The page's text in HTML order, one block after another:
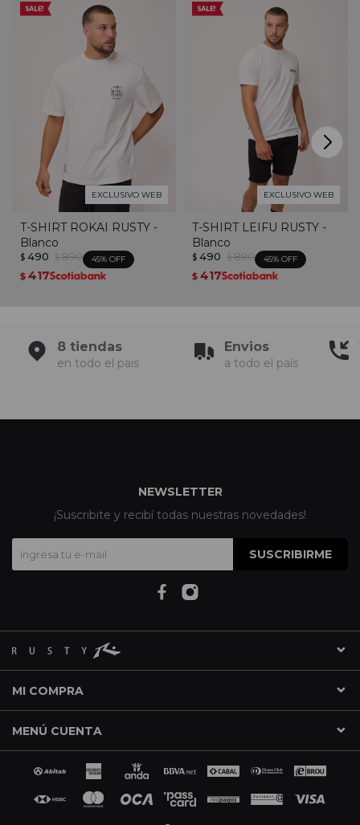
EXCLUSIVO WEB
T-SHIRT ROKAI RUSTY -
Blanco
$ 490 $ 890 45
$ 417
EXCLUSIVO WEB
T-SHIRT LEIFU RUSTY -
Blanco
$ 490 $ 890 45
$ 417
8 tiendas
en todo el pais
Envios
a todo el país
MI COMPRA
MENÚ CUENTA
NEWSLETTER
¡Suscribite y recibí todas nuestras novedades!
SUSCRIBIRME